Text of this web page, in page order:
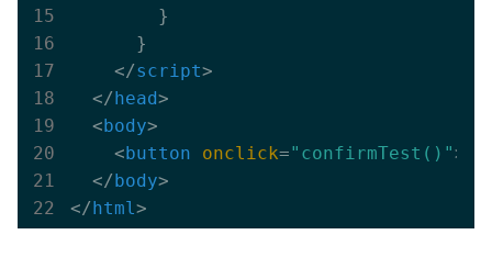
        }
      }
</script>
</head>
<body>
<button onclick="confirmTest()">
</body>
</html >